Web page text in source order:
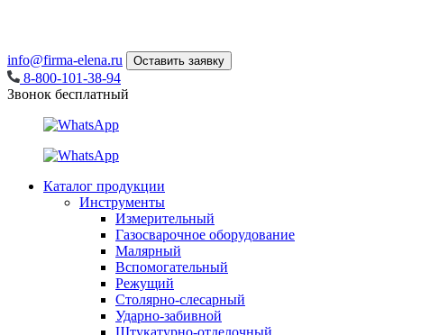
info@firma-elena.ru Оставить заявку
8-800-101-38-94
Звонок бесплатный
Каталог продукции
Инструменты
Измерительный
Газосварочное оборудование
Малярный
Вспомогательный
Режущий
Столярно-слесарный
Ударно-забивной
Штукатурно-отделочный